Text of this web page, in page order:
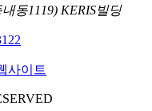
동1119) KERIS빌딩